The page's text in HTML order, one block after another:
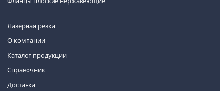
Лазерная резка
О компании
Каталог продукции
Справочник
Доставка